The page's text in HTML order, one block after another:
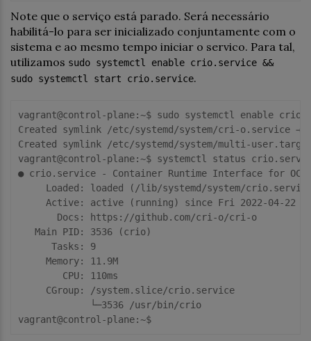
Note que o serviço está parado. Será necessário
habilitá-lo para ser inicializado conjuntamente com o
sistema e ao mesmo tempo iniciar o servico. Para tal,
utilizamos sudo systemctl enable crio.service &&
sudo systemctl start crio.service.
vagrant@control-plane:~$ sudo systemctl enable
Created symlink /etc/systemd/system/cri-o.service →
Created symlink /etc/systemd/system/multi-
vagrant@control-plane:~$ systemctl status
● crio.service - Container Runtime Interface for
Loaded:
loaded ( /lib/systemd /system/crio
Active:
active (running) since Fri 2022-04-22
Docs:
https: //github.com/cri -o/cri-o
   Main
PID: 3536 (crio)
Tasks:
9
Memory:
11.9M
CPU:
110ms
CGroup:
/system.slice/crio.service
             └─
3536 /usr/bin/crio
vagrant@control-plane: